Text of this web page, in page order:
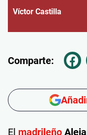
Víctor Castilla
Comparte:
El madrileño